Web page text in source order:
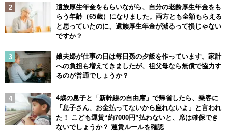
遺族厚生年金をもらいながら、自分の老齢厚生年金をも
らう年齢（65歳）になりました。両方とも全額もらえる
と思っていたのに、遺族厚生年金が減るって損じゃない
ですか？
娘夫婦が仕事の日は毎日孫の夕飯を作っています。家計
への負担も増えてきましたが、祖父母なら無償で協力す
るのが普通でしょうか？
4歳の息子と「新幹線の自由席」で帰省したら、乗客に
「息子さん、お金払ってないから座れないよ」と言われ
た！ こども運賃“約7000円”払わないと、席は確保でき
ないでしょうか？ 運賃ルールを確認